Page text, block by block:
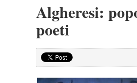
Algheresi:
poeti